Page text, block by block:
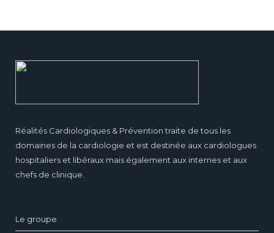
Réalités Cardiologiques & Prévention traite de tous les
domaines de la cardiologie et est destinée aux cardiologues
hospitaliers et libéraux mais également aux internes et aux
chefs de clinique.
Le groupe